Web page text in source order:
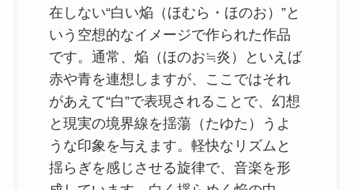
在しない“白い焔（ほむら・ほのお）”と
いう空想的なイメージで作られた作品
です。通常、焔（ほのお≒炎）といえば
赤や青を連想しますが、ここではそれ
があえて“白”で表現されることで、幻想
と現実の境界線を揺蕩（たゆた）うよ
うな印象を与えます。軽快なリズムと
揺らぎを感じさせる旋律で、音楽を形